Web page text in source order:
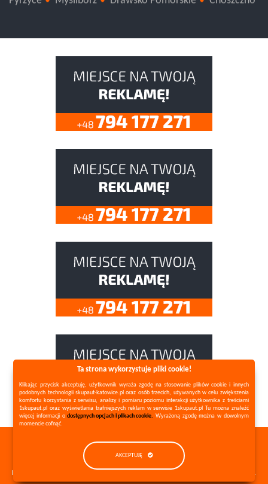
Pyrzyce
Myślibórz Drawsko Pomorskie Choszczno
Copyright © 2026 All Rights Reserved |
Polityka prywatności
Mapa strony
dkstrony.pl | Tworzenie stron www • Serwis stron www • Usługi SEO.
Ta strona wykorzystuje pliki cookie!
Klikając przycisk akceptuję, użytkownik wyraża zgodę na stosowanie plików cookie i innych
podobnych technologii skupaut-katowice.pl oraz osób trzecich, używanych w celu zwiększenia
komfortu korzystania z serwisu, analizy i pomiaru poziomu interakcji użytkownika z treściami
1skupaut.pl oraz wyświetlania trafniejszych reklam w serwisie 1skupaut.pl Tu można znaleźć
więcej informacji odostępnych opcjach i plikach cookie. Wyrażoną zgodę można w dowolnym
momencie cofnąć.
AKCEPTUJĘ